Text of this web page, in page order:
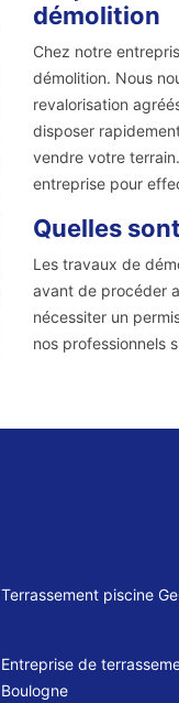
démolition
Chez notre
démolition. Nous
revalorisation
disposer
vendre votre
entreprise pour
Quelles
Les travaux de
avant de procéder
nécessiter un
nos professionnels
Terrassement piscine
Entreprise de
Boulogne